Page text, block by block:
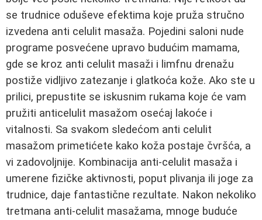
se trudnice oduševe efektima koje pruža stručno
izvedena anti celulit masaža. Pojedini saloni nude
programe posvećene upravo budućim mamama,
gde se kroz anti celulit masaži i limfnu drenažu
postiže vidljivo zatezanje i glatkoća kože. Ako ste u
prilici, prepustite se iskusnim rukama koje će vam
pružiti anticelulit masažom osećaj lakoće i
vitalnosti. Sa svakom sledećom anti celulit
masažom primetićete kako koža postaje čvršća, a
vi zadovoljnije. Kombinacija anti-celulit masaža i
umerene fizičke aktivnosti, poput plivanja ili joge za
trudnice, daje fantastične rezultate. Nakon nekoliko
tretmana anti-celulit masažama, mnoge buduće